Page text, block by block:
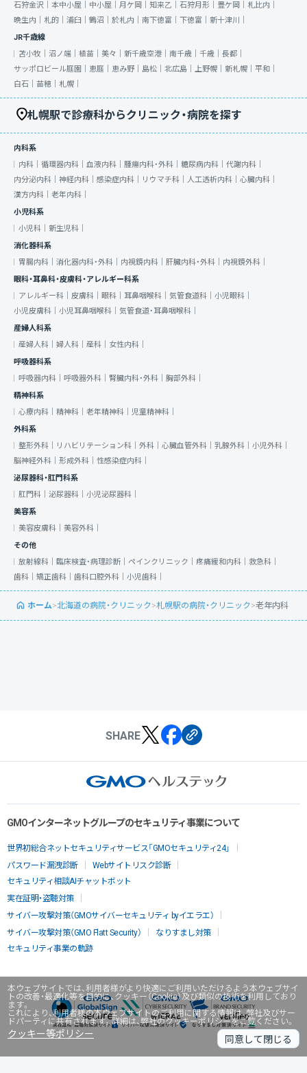
本ウェブサイトでは、利用者様がより快適にご利用いただけるよう本ウェブサイ
トの改善・最適化等を目的に、クッキー（Cookie）及び類似の技術を利用しており
ます。
これにより、利用者様の本ウェブサイトのご利用に関する情報は、弊社及びサー
ドパーティに共有されます。詳細は、弊社のクッキーポリシーをご覧ください。
クッキー等ポリシー 同意して閉じる
石狩金沢｜ 本中小屋｜ 中小屋｜ 月ケ岡｜ 知来乙｜ 石狩月形｜ 豊ケ岡｜ 札比内｜
晩生内｜ 札的｜ 浦臼｜ 鶴沼｜ 於札内｜ 南下徳富｜ 下徳富｜ 新十津川｜
JR千歳線
苫小牧｜ 沼ノ端｜ 植苗｜ 美々｜ 新千歳空港｜ 南千歳｜ 千歳｜ 長都｜
サッポロビール庭園｜ 恵庭｜ 恵み野｜ 島松｜ 北広島｜ 上野幌｜ 新札幌｜ 平和｜
白石｜ 苗穂｜ 札幌｜
札幌駅で診療科からクリニック・病院を探す
内科系
内科｜ 循環器内科｜ 血液内科｜ 腫瘍内科・外科｜ 糖尿病内科｜ 代謝内科｜
内分泌内科｜ 神経内科｜ 感染症内科｜ リウマチ科｜ 人工透析内科｜ 心臓内科｜
漢方内科｜ 老年内科｜
小児科系
小児科｜ 新生児科｜
消化器科系
胃腸内科｜ 消化器内科・外科｜ 内視鏡内科｜ 肝臓内科・外科｜ 内視鏡外科｜
眼科・耳鼻科・皮膚科・アレルギー科系
アレルギー科｜ 皮膚科｜ 眼科｜ 耳鼻咽喉科｜ 気管食道科｜ 小児眼科｜
小児皮膚科｜ 小児耳鼻咽喉科｜ 気管食道・耳鼻咽喉科｜
産婦人科系
産婦人科｜ 婦人科｜ 産科｜ 女性内科｜
呼吸器科系
呼吸器内科｜ 呼吸器外科｜ 腎臓内科・外科｜ 胸部外科｜
精神科系
心療内科｜ 精神科｜ 老年精神科｜ 児童精神科｜
外科系
整形外科｜
リハビリテーション科｜ 外科｜ 心臓血管外科｜ 乳腺外科｜ 小児外科｜
脳神経外科｜ 形成外科｜ 性感染症内科｜
泌尿器科・肛門科系
肛門科｜ 泌尿器科｜ 小児泌尿器科｜
美容系
美容皮膚科｜ 美容外科｜
その他
放射線科｜ 臨床検査・病理診断｜ ペインクリニック｜ 疼痛緩和内科｜ 救急科｜
歯科｜ 矯正歯科｜ 歯科口腔外科｜ 小児歯科｜
ホーム>北海道の病院・クリニック>札幌駅の病院・クリニック>老年内科
SHARE
GMOインターネットグループのセキュリティ事業について
世界初総合ネットセキュリティサービス「GMOセキュリティ24」
パスワード漏洩診断
Webサイトリスク診断
セキュリティ相談AIチャットボット
実在証明・盗聴対策
サイバー攻撃対策（GMOサイバーセキュリティ byイエラエ）
サイバー攻撃対策（GMO Flatt Security）
なりすまし対策
セキュリティ事業の軌跡